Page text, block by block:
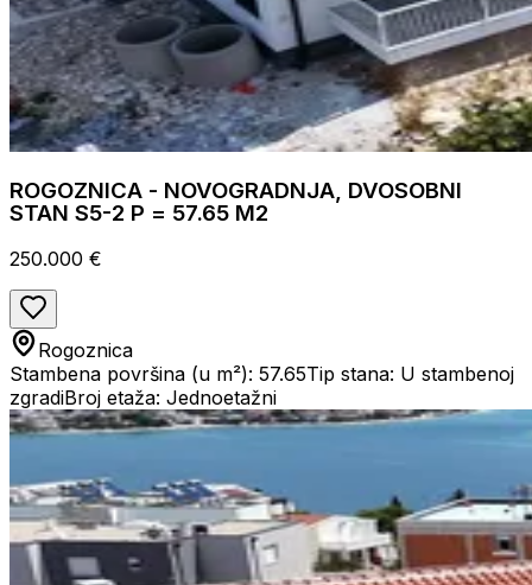
ROGOZNICA - NOVOGRADNJA, DVOSOBNI
STAN S5-2 P = 57.65 M2
250.000 €
Rogoznica
Stambena površina (u m²): 57.65Tip stana: U stambenoj
zgradiBroj etaža: Jednoetažni